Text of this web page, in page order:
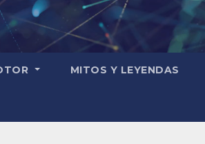
MITOS Y LEYENDAS